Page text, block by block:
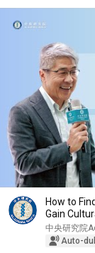
How to
Gain
中央研究院
Auto-